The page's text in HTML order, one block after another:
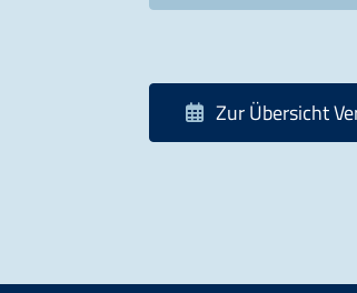
Zur Übersicht